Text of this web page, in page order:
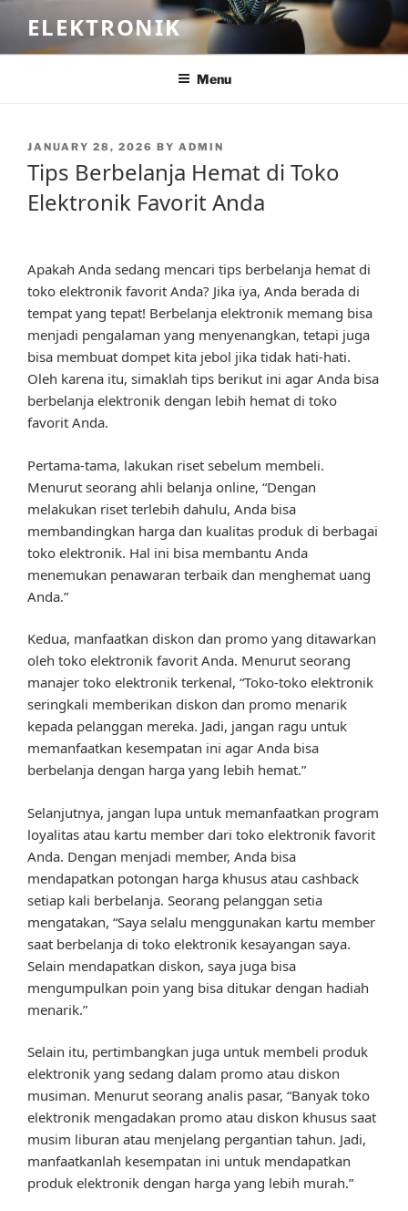
content
ELEKTRONIK
Menu
POSTED
ON
JANUARY 28, 2026 BY ADMIN
Tips Berbelanja Hemat di Toko
Elektronik Favorit Anda
Apakah Anda sedang mencari tips berbelanja hemat di
toko elektronik favorit Anda? Jika iya, Anda berada di
tempat yang tepat! Berbelanja elektronik memang bisa
menjadi pengalaman yang menyenangkan, tetapi juga
bisa membuat dompet kita jebol jika tidak hati-hati.
Oleh karena itu, simaklah tips berikut ini agar Anda bisa
berbelanja elektronik dengan lebih hemat di toko
favorit Anda.
Pertama-tama, lakukan riset sebelum membeli.
Menurut seorang ahli belanja online, “Dengan
melakukan riset terlebih dahulu, Anda bisa
membandingkan harga dan kualitas produk di berbagai
toko elektronik. Hal ini bisa membantu Anda
menemukan penawaran terbaik dan menghemat uang
Anda.”
Kedua, manfaatkan diskon dan promo yang ditawarkan
oleh toko elektronik favorit Anda. Menurut seorang
manajer toko elektronik terkenal, “Toko-toko elektronik
seringkali memberikan diskon dan promo menarik
kepada pelanggan mereka. Jadi, jangan ragu untuk
memanfaatkan kesempatan ini agar Anda bisa
berbelanja dengan harga yang lebih hemat.”
Selanjutnya, jangan lupa untuk memanfaatkan program
loyalitas atau kartu member dari toko elektronik favorit
Anda. Dengan menjadi member, Anda bisa
mendapatkan potongan harga khusus atau cashback
setiap kali berbelanja. Seorang pelanggan setia
mengatakan, “Saya selalu menggunakan kartu member
saat berbelanja di toko elektronik kesayangan saya.
Selain mendapatkan diskon, saya juga bisa
mengumpulkan poin yang bisa ditukar dengan hadiah
menarik.”
Selain itu, pertimbangkan juga untuk membeli produk
elektronik yang sedang dalam promo atau diskon
musiman. Menurut seorang analis pasar, “Banyak toko
elektronik mengadakan promo atau diskon khusus saat
musim liburan atau menjelang pergantian tahun. Jadi,
manfaatkanlah kesempatan ini untuk mendapatkan
produk elektronik dengan harga yang lebih murah.”